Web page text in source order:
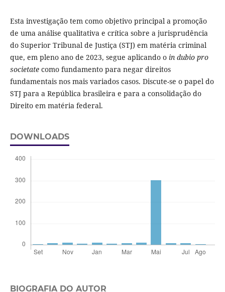
Esta investigação tem como objetivo principal a promoção
de uma análise qualitativa e crítica sobre a jurisprudência
do Superior Tribunal de Justiça (STJ) em matéria criminal
que, em pleno ano de 2023, segue aplicando o in dubio pro
societate como fundamento para negar direitos
fundamentais nos mais variados casos. Discute-se o papel do
STJ para a República brasileira e para a consolidação do
Direito em matéria federal.
DOWNLOADS
BIOGRAFIA DO AUTOR